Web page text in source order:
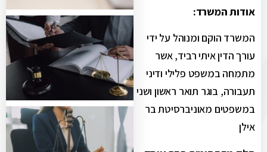
אודות המשרד:
המשרד הוקם ומנוהל על ידי
עורך הדין איתי רביד, אשר
מתמחה במשפט פלילי ודיני
תעבורה, בוגר תואר ראשון ושני
במשפטים מאוניברסיטת בר
אילן